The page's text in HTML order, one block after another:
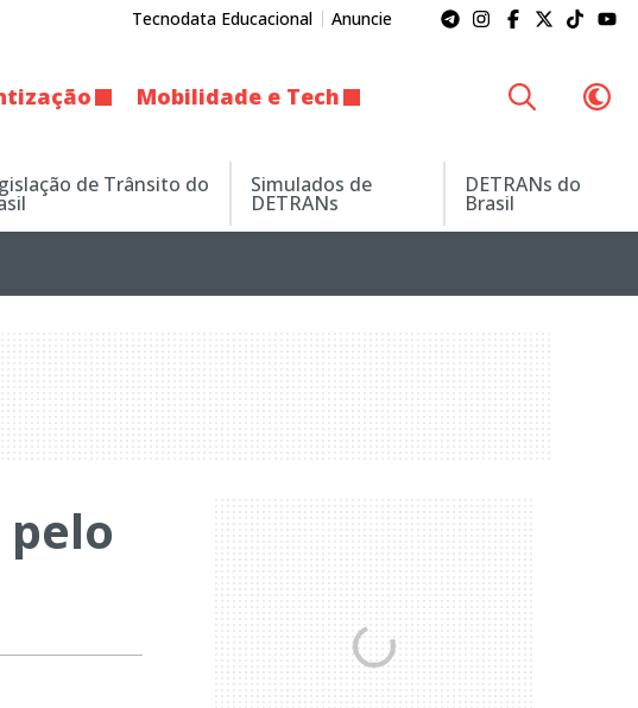
Tecnodata Educacional Anuncie
Mobilidade e Tech
de Trânsito do Simulados de
DETRANs
DETRANs do
Brasil